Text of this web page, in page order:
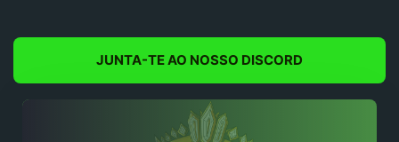
JUNTA-TE AO NOSSO DISCORD